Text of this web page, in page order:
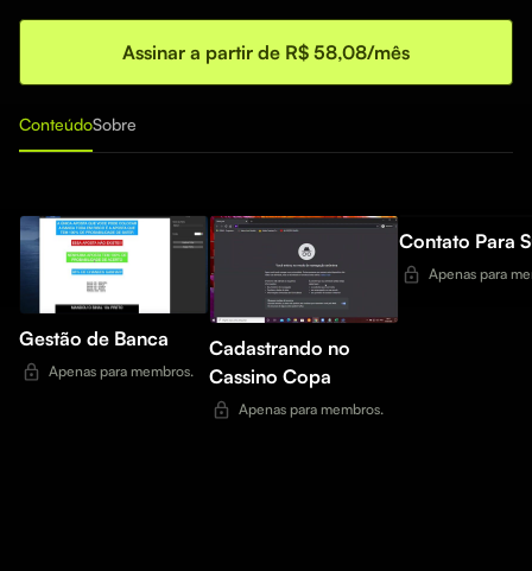
Assinar a partir de R$ 58,08/mês
ConteúdoSobre
Gestão de Banca
Apenas para membros.
Cadastrando no
Cassino Copa
Apenas para membros.
Contato Para
Apenas para